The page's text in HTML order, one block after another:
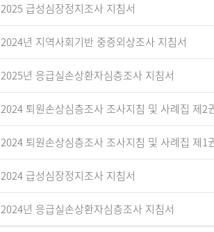
2025 급성심장정지조사 지침서
2024년 지역사회기반 중증외상조사 지침서
2025년 응급실손상환자심층조사 지침서
2024 퇴원손상심층조사 조사지침 및 사례집 제2
2024 퇴원손상심층조사 조사지침 및 사례집 제1
2024 급성심장정지조사 지침서
2024년 응급실손상환자심층조사 지침서